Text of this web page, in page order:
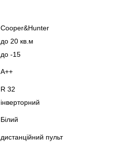
Cooper&Hunter
до 20 кв.м
до -15
A++
R 32
інверторний
Білий
дистанційний пульт